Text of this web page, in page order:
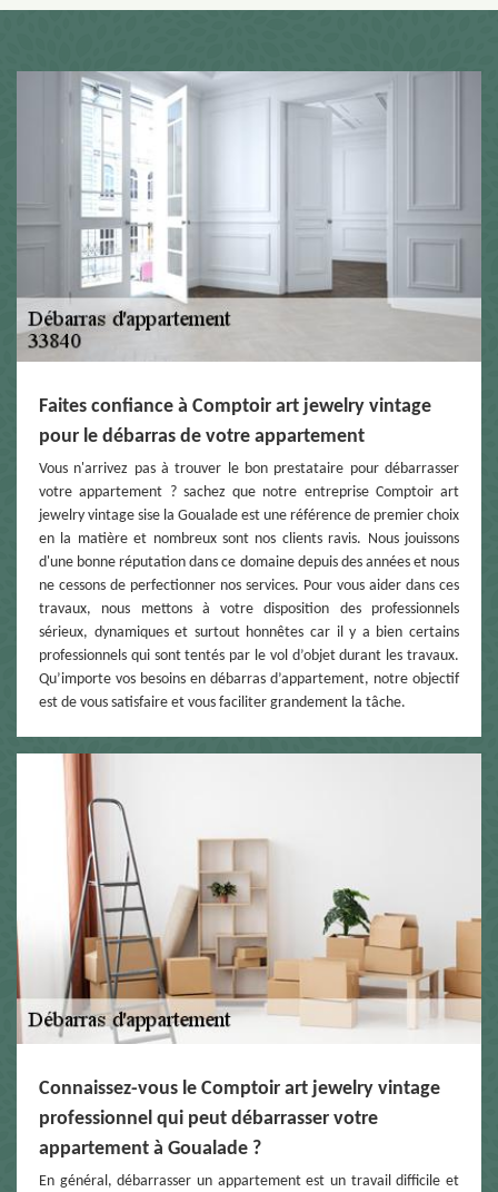
Faites confiance à Comptoir art jewelry vintage
pour le débarras de votre appartement
Vous n'arrivez pas à trouver le bon prestataire pour débarrasser
votre appartement ? sachez que notre entreprise Comptoir art
jewelry vintage sise la Goualade est une référence de premier choix
en la matière et nombreux sont nos clients ravis. Nous jouissons
d'une bonne réputation dans ce domaine depuis des années et nous
ne cessons de perfectionner nos services. Pour vous aider dans ces
travaux, nous mettons à votre disposition des professionnels
sérieux, dynamiques et surtout honnêtes car il y a bien certains
professionnels qui sont tentés par le vol d’objet durant les travaux.
Qu’importe vos besoins en débarras d’appartement, notre objectif
est de vous satisfaire et vous faciliter grandement la tâche.
Connaissez-vous le Comptoir art jewelry vintage
professionnel qui peut débarrasser votre
appartement à Goualade ?
En général, débarrasser un appartement est un travail difficile et